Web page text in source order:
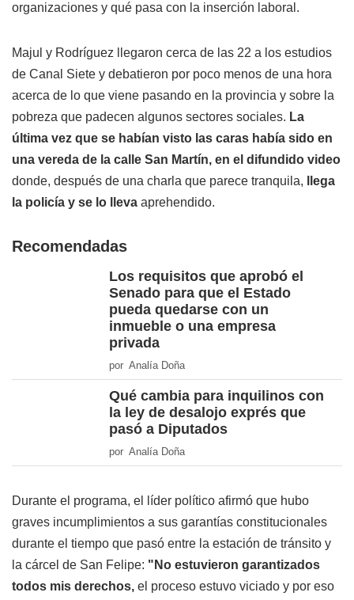
organizaciones y qué pasa con la inserción laboral.
Majul y Rodríguez llegaron cerca de las 22 a los estudios
de Canal Siete y debatieron por poco menos de una hora
acerca de lo que viene pasando en la provincia y sobre la
pobreza que padecen algunos sectores sociales. La
última vez que se habían visto las caras había sido en
una vereda de la calle San Martín, en el difundido video
donde, después de una charla que parece tranquila,
llega
la policía y se lo lleva aprehendido.
Recomendadas
Los requisitos que aprobó el
Senado para que el Estado
pueda quedarse con un
inmueble o una empresa
privada
por Analía Doña
Qué cambia para inquilinos con
la ley de desalojo exprés que
pasó a Diputados
por Analía Doña
Durante el programa, el líder político afirmó que hubo
graves incumplimientos a sus garantías constitucionales
durante el tiempo que pasó entre la estación de tránsito y
la cárcel de San Felipe: "No estuvieron garantizados
todos mis derechos, el proceso estuvo viciado y por eso